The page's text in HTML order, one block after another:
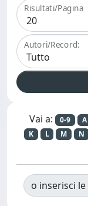
Risultati/Pagina
Autori/Record:
Vai a: 0-9 A
K
L M N
o inserisci